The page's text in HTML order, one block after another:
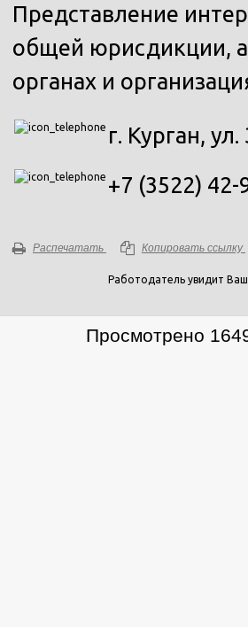
Представление
общей юрисдикции,
органах и
г. Курган,
+7 (3522) 42-
Распечатать Копировать ссылку
Работодатель увидит
Просмотрено